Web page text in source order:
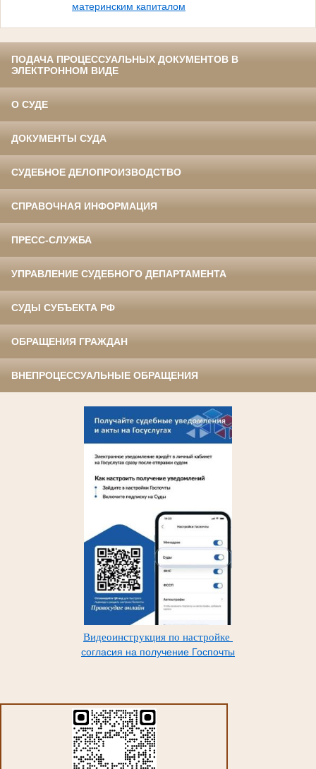
материнским капиталом
ПОДАЧА ПРОЦЕССУАЛЬНЫХ ДОКУМЕНТОВ В
ЭЛЕКТРОННОМ ВИДЕ
О СУДЕ
ДОКУМЕНТЫ СУДА
СУДЕБНОЕ ДЕЛОПРОИЗВОДСТВО
СПРАВОЧНАЯ ИНФОРМАЦИЯ
ПРЕСС-СЛУЖБА
УПРАВЛЕНИЕ СУДЕБНОГО ДЕПАРТАМЕНТА
СУДЫ СУБЪЕКТА РФ
ОБРАЩЕНИЯ ГРАЖДАН
ВНЕПРОЦЕССУАЛЬНЫЕ ОБРАЩЕНИЯ
Видеоинструкция по настройке
согласия на получение Госпочты